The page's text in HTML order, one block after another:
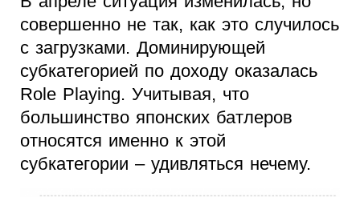
совершенно не так, как это случилось
с загрузками. Доминирующей
субкатегорией по доходу оказалась
Role Playing. Учитывая, что
большинство японских батлеров
относятся именно к этой
субкатегории – удивляться нечему.